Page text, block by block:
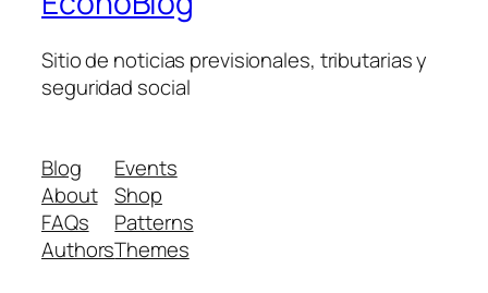
Sitio de noticias previsionales, tributarias y
seguridad social
Blog
About
FAQs
Authors
Events
Shop
Patterns
Themes